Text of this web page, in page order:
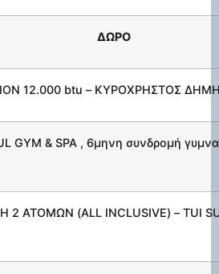
ΔΩΡΟ
12.000 btu – ΚΥΡΟΧΡΗΣΤΟΣ
GYM & SPA , 6μηνη συνδρομή
2 ΑΤΟΜΩΝ (ΑLL INCLUSIVE) – TUI